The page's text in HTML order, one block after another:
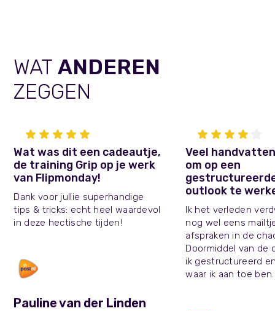
WATANDEREN
ZEGGEN
Wat was dit een cadeautje,
de training Grip op je werk
van Flipmonday!
Dank voor jullie superhandige
tips & tricks: echt heel waardevol
in deze hectische tijden!
Pauline van der Linden
Veel
om op een
outlook te
Ik het verleden
nog wel eens
afspraken in de
Doormiddel van de
ik gestructureerd
waar ik aan toe ben.